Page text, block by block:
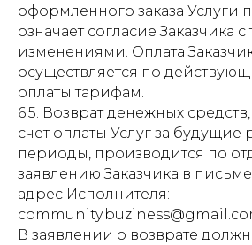
оформленного заказа Услуги
означает согласие Заказчика с
изменениями. Оплата
осуществляется по
оплаты тарифам.
6.5. Возврат денежных
счет оплаты Услуг за будущие
периоды, производится по
заявлению Заказчика в
адрес Исполнителя:
В заявлении о возврате